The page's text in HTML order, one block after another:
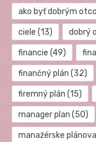
ako byť dobrým
ciele (13) dobrý
financie (49)
finančný plán (32)
firemný plán (15)
manager plan (50)
manažérske